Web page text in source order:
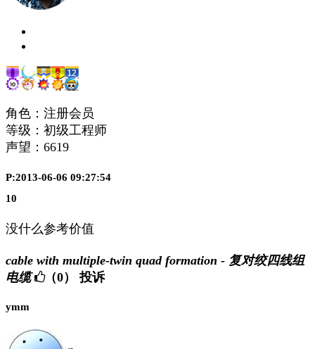
角色：注册会员
等级：初级工程师
声望： 6619
P:2013-06-06 09:27:54
10
没什么参考价值
cable with multiple-twin quad formation - 复对绞四线组
电缆
（0） 投诉
ymm